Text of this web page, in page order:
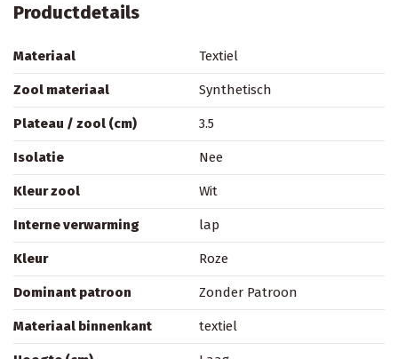
Productdetails
Materiaal Textiel
Zool materiaal Synthetisch
Plateau / zool (cm) 3.5
Isolatie Nee
Kleur zool Wit
Interne verwarming lap
Kleur Roze
Dominant patroon Zonder Patroon
Materiaal binnenkant textiel